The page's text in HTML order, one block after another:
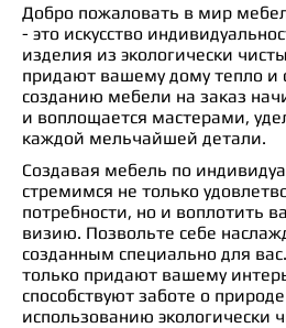
Добро пожаловать в мир
- это искусство
изделия из экологически
придают вашему дому тепло и
созданию мебели на заказ
и воплощается мастерами,
каждой мельчайшей детали.
Создавая мебель по
стремимся не только
потребности, но и воплотить
визию. Позвольте себе
созданным специально для
только придают вашему
способствуют заботе о
использованию экологически